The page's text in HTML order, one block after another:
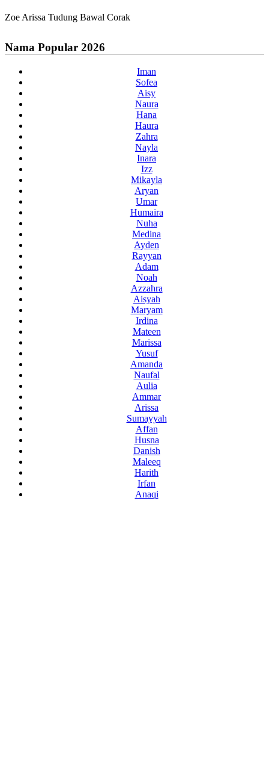
Zoe Arissa Tudung Bawal Corak
Nama Popular 2026
Iman
Sofea
Aisy
Naura
Hana
Haura
Zahra
Nayla
Inara
Izz
Mikayla
Aryan
Umar
Humaira
Nuha
Medina
Ayden
Rayyan
Adam
Noah
Azzahra
Aisyah
Maryam
Irdina
Mateen
Marissa
Yusuf
Amanda
Naufal
Aulia
Ammar
Arissa
Sumayyah
Affan
Husna
Danish
Maleeq
Harith
Irfan
Anaqi